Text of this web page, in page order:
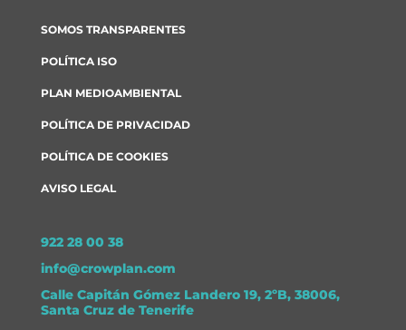
SOMOS TRANSPARENTES
POLÍTICA ISO
PLAN MEDIOAMBIENTAL
POLÍTICA DE PRIVACIDAD
POLÍTICA DE COOKIES
AVISO LEGAL
922 28 00 38
info@crowplan.com
Calle Capitán Gómez Landero 19, 2ºB, 38006,
Santa Cruz de Tenerife